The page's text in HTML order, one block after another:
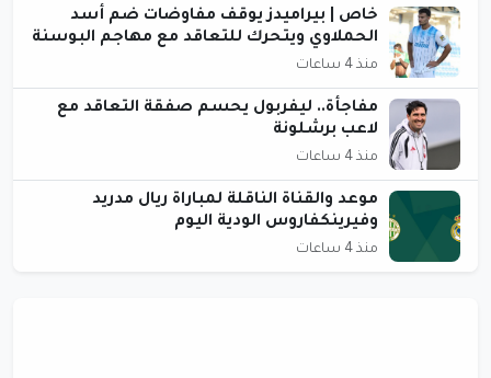
خاص | بيراميدز يوقف مفاوضات ضم أسد
الحملاوي ويتحرك للتعاقد مع مهاجم البوسنة
منذ 4 ساعات
مفاجأة.. ليفربول يحسم صفقة التعاقد مع
لاعب برشلونة
منذ 4 ساعات
موعد والقناة الناقلة لمباراة ريال مدريد
وفيرينكفاروس الودية اليوم
منذ 4 ساعات